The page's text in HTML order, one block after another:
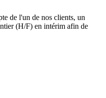
de l'un de nos clients, un
(H/F) en intérim afin de